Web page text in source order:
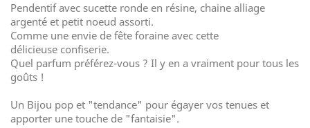
Pendentif avec sucette ronde en résine, chaine alliage
argenté et petit noeud assorti.
Comme une envie de fête foraine avec cette
délicieuse confiserie.
Quel parfum préférez-vous ? Il y en a vraiment pour tous les
goûts !
Un Bijou pop et "tendance" pour égayer vos tenues et
apporter une touche de "fantaisie".